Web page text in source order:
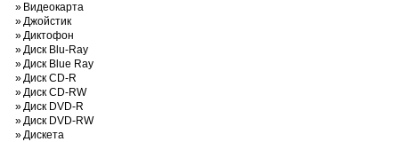
» Видеокарта
»Джойстик
»Диктофон
»Диск Blu-Ray
»Диск Blue Ray
»Диск CD-R
»Диск CD-RW
»Диск DVD-R
»Диск DVD-RW
»Дискета